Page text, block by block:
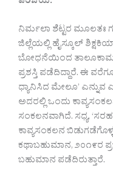
ನಿರ್ಮಲಾ ಶೆಟ್ಟರ ಮೂಲತಃ
ಜಿಲ್ಲೆಯಲ್ಲಿ ಹೈಸ್ಕೂಲ್
ಬೋಧನೆಯಿಂದ
ಪ್ರಶಸ್ತಿ ಪಡೆದಿದ್ದಾರೆ. ಈ
ಧ್ಯಾನಿಸಿದ ಮೇಲೂ’ ಎನ್ನುವ
ಅದರಲ್ಲಿ ಒಂದು
ಸಂಕಲನವಾಗಿದೆ. ಸಧ್ಯ,
ಕಾವ್ಯಸಂಕಲನ
ಕಥಾಬಹುಮಾನ, ೨೦೧೯ರ
ಬಹುಮಾನ ಪಡೆದಿರುತ್ತಾರೆ.